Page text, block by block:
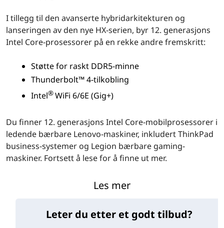
I tillegg til den avanserte hybridarkitekturen og
lanseringen av den nye HX-serien, byr 12. generasjons
Intel Core-prosessorer på en rekke andre fremskritt:
Støtte for raskt DDR5-minne
Thunderbolt™ 4-tilkobling
Intel®WiFi 6/6E (Gig+)
Du finner 12. generasjons Intel Core-mobilprosessorer i
ledende bærbare Lenovo-maskiner, inkludert ThinkPad
business-systemer og Legion bærbare gaming-
maskiner. Fortsett å lese for å finne ut mer.
Intels ytelse og effektive kjerner—nå
Les mer
Leter du etter et godt tilbud?